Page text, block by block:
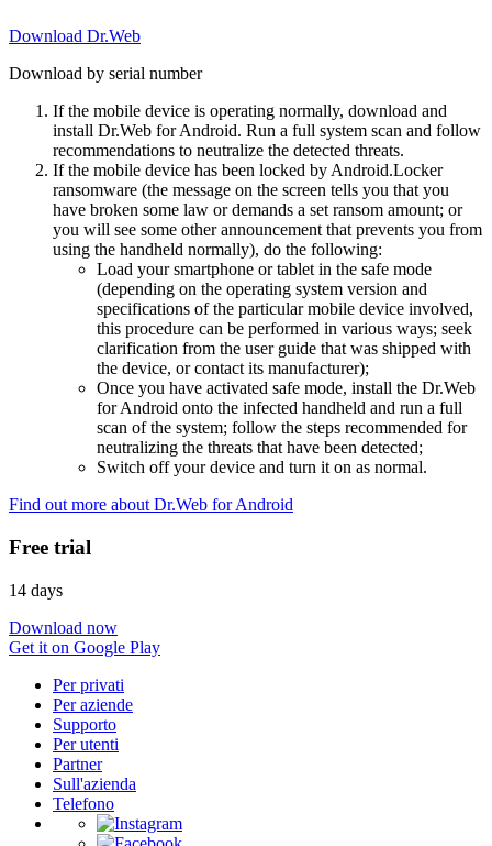
Download Dr.Web
Download by serial number
If the mobile device is operating normally, download and
install Dr.Web for Android. Run a full system scan and follow
recommendations to neutralize the detected threats.
If the mobile device has been locked by Android.Locker
ransomware (the message on the screen tells you that you
have broken some law or demands a set ransom amount; or
you will see some other announcement that prevents you from
using the handheld normally), do the following:
Load your smartphone or tablet in the safe mode
(depending on the operating system version and
specifications of the particular mobile device involved,
this procedure can be performed in various ways; seek
clarification from the user guide that was shipped with
the device, or contact its manufacturer);
Once you have activated safe mode, install the Dr.Web
for Android onto the infected handheld and run a full
scan of the system; follow the steps recommended for
neutralizing the threats that have been detected;
Switch off your device and turn it on as normal.
Find out more about Dr.Web for Android
Free trial
14 days
Download now
Get it on Google Play
Per privati
Per aziende
Supporto
Per utenti
Partner
Sull'azienda
Telefono